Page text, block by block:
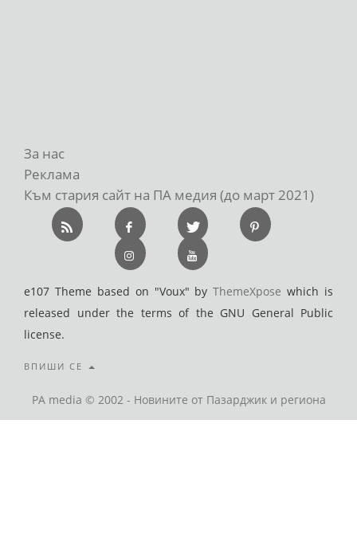
За нас
Реклама
Към стария сайт на ПА медия (до март 2021)
e107 Theme based on "Voux" byThemeXpose which is
released under the terms of the GNU General Public
license.
ВПИШИ СЕ
PA media © 2002 - Новините от Пазарджик и региона